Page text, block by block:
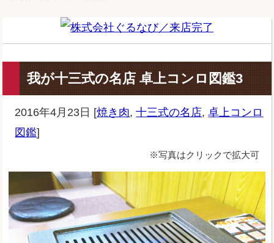
我が十三式の名店 卓上コンロ図鑑3
2016年4月23日 [焼き肉,十三式の名店,卓上コンロ
図鑑]
※写真はクリックで拡大可